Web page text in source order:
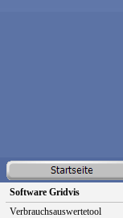
Software Gridvis
Verbrauchsauswertetool